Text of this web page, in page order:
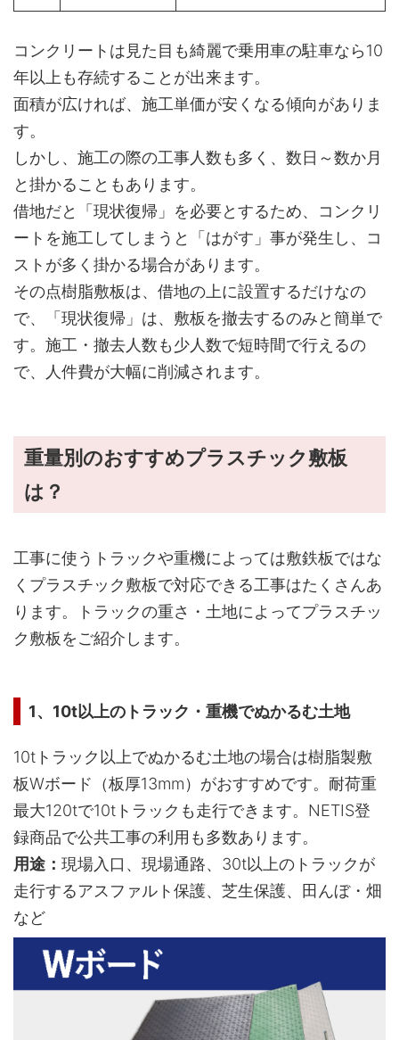
コンクリートは見た目も綺麗で乗用車の駐車なら10
年以上も存続することが出来ます。
面積が広ければ、施工単価が安くなる傾向がありま
す。
しかし、施工の際の工事人数も多く、数日～数か月
と掛かることもあります。
借地だと「現状復帰」を必要とするため、コンクリ
ートを施工してしまうと「はがす」事が発生し、コ
ストが多く掛かる場合があります。
その点樹脂敷板は、借地の上に設置するだけなの
で、「現状復帰」は、敷板を撤去するのみと簡単で
す。施工・撤去人数も少人数で短時間で行えるの
で、人件費が大幅に削減されます。
重量別のおすすめプラスチック敷板
は？
工事に使うトラックや重機によっては敷鉄板ではな
くプラスチック敷板で対応できる工事はたくさんあ
ります。トラックの重さ・土地によってプラスチッ
ク敷板をご紹介します。
1、10t以上のトラック・重機でぬかるむ土地
10tトラック以上でぬかるむ土地の場合は樹脂製敷
板Wボード（板厚13mm）がおすすめです。耐荷重
最大120tで10tトラックも走行できます。NETIS登
録商品で公共工事の利用も多数あります。
用途： 現場入口、現場通路、30t以上のトラックが
走行するアスファルト保護、芝生保護、田んぼ・畑
など